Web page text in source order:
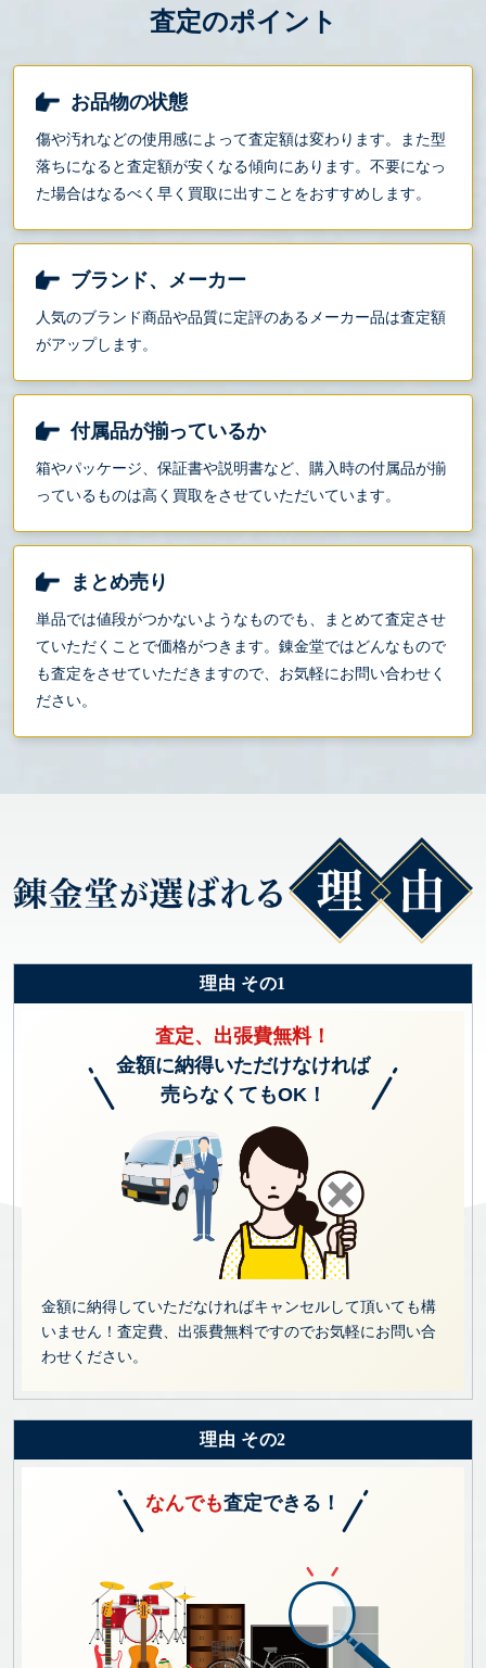
査定のポイント
お品物の状態
傷や汚れなどの使用感によって査定額は変わります。また型
落ちになると査定額が安くなる傾向にあります。不要になっ
た場合はなるべく早く買取に出すことをおすすめします。
ブランド、メーカー
人気のブランド商品や品質に定評のあるメーカー品は査定額
がアップします。
付属品が揃っているか
箱やパッケージ、保証書や説明書など、購入時の付属品が揃
っているものは高く買取をさせていただいています。
まとめ売り
単品では値段がつかないようなものでも、まとめて査定させ
ていただくことで価格がつきます。錬金堂ではどんなもので
も査定をさせていただきますので、お気軽にお問い合わせく
ださい。
理由 その1
査定、出張費無料！
金額に納得いただけなければ
売らなくてもOK！
金額に納得していただなければキャンセルして頂いても構
いません！査定費、出張費無料ですのでお気軽にお問い合
わせください。
理由 その2
なんでも査定できる！